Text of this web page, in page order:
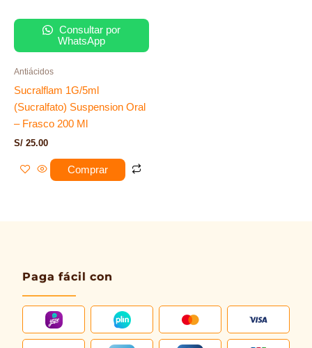
Consultar por
WhatsApp
Antiácidos
Sucralflam 1G/5ml
(Sucralfato) Suspension Oral
– Frasco 200 Ml
S/ 25.00
Comprar
Paga fácil con